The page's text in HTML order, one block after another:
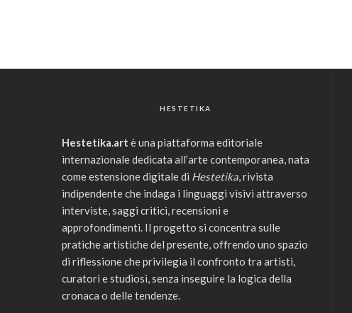
HESTETIKA
Hestetika.art è una piattaforma editoriale
internazionale dedicata all’arte contemporanea, nata
come estensione digitale di Hestetika, rivista
indipendente che indaga i linguaggi visivi attraverso
interviste, saggi critici, recensioni e
approfondimenti. Il progetto si concentra sulle
pratiche artistiche del presente, offrendo uno spazio
di riflessione che privilegia il confronto tra artisti,
curatori e studiosi, senza inseguire la logica della
cronaca o delle tendenze.